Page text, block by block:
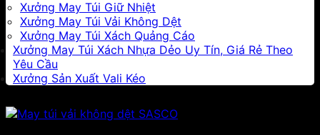
Xưởng May Túi Giữ Nhiệt
Xưởng May Túi Vải Không Dệt
Xưởng May Túi Xách Quảng Cáo
Xưởng May Túi Xách Nhựa Dẻo Uy Tín, Giá Rẻ Theo
Yêu Cầu
Xưởng Sản Xuất Vali Kéo